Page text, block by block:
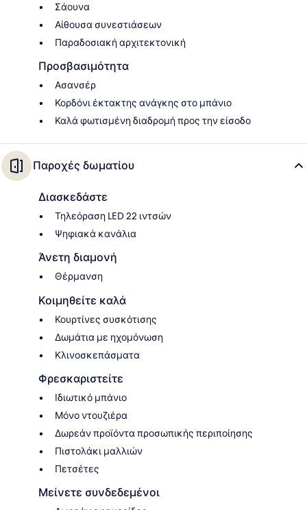
Σάουνα
Αίθουσα συνεστιάσεων
Παραδοσιακή αρχιτεκτονική
Προσβασιμότητα
Ασανσέρ
Κορδόνι έκτακτης ανάγκης στο μπάνιο
Καλά φωτισμένη διαδρομή προς την είσοδο
Παροχές δωματίου
Διασκεδάστε
Τηλεόραση LED 22 ιντσών
Ψηφιακά κανάλια
Άνετη διαμονή
Θέρμανση
Κοιμηθείτε καλά
Κουρτίνες συσκότισης
Δωμάτια με ηχομόνωση
Κλινοσκεπάσματα
Φρεσκαριστείτε
Ιδιωτικό μπάνιο
Μόνο ντουζιέρα
Δωρεάν προϊόντα προσωπικής περιποίησης
Πιστολάκι μαλλιών
Πετσέτες
Μείνετε συνδεδεμένοι